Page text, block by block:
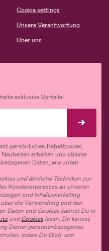
Cookie settings
Unsere Verantwortung
Über uns
exklusive Vorteile!
persönlichen Rabattcodes,
erhalten und stimme
Daten, wie unten
und ähnliche Techniken zur
Kundeninteresses an unseren
und Inhaltsmarketing
die Verwendung und den
Daten und Cookies kannst Du in
undCookies lesen. Du kannst
Deiner personenbezogenen
indem Du Dich vom